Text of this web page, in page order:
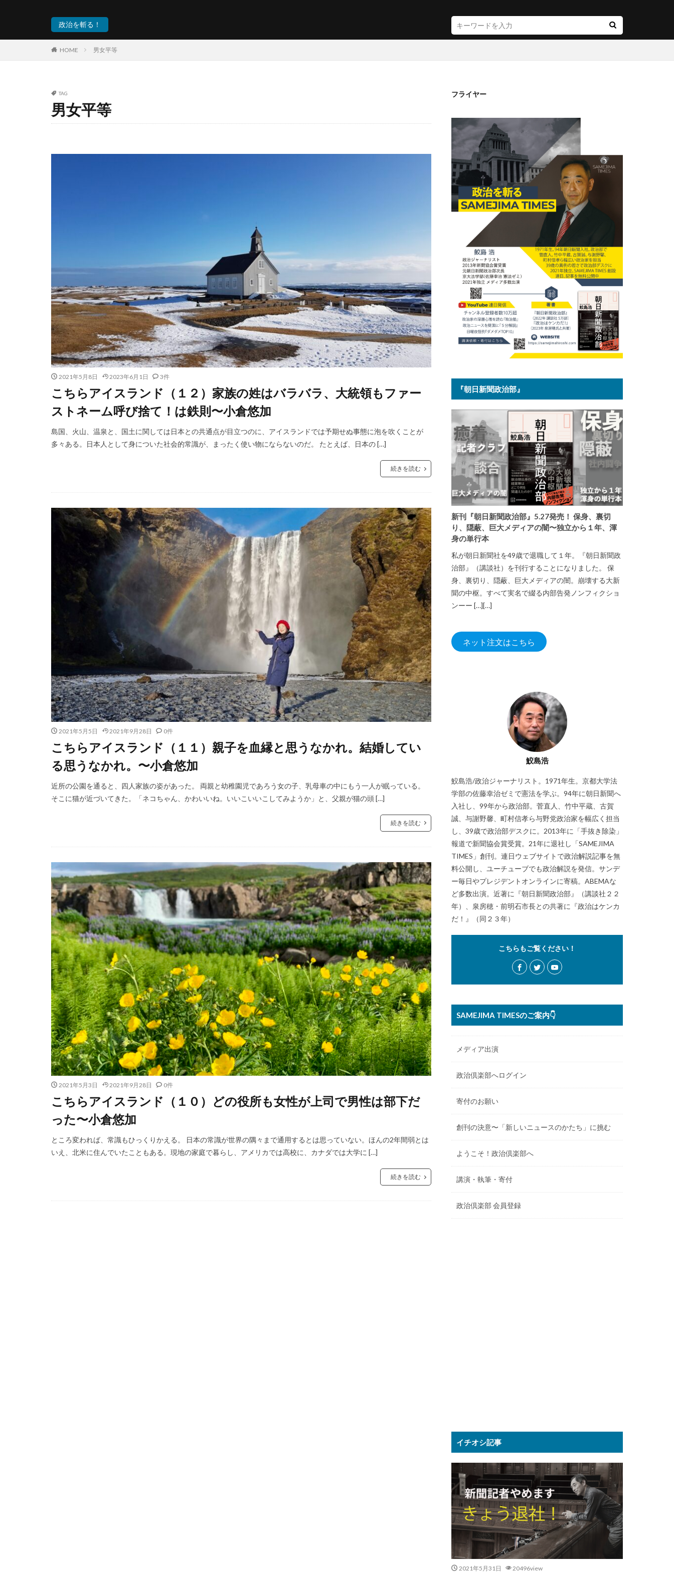
政治を斬る！
HOME 男女平等
TAG
男女平等
2021年5月8日 2023年6月1日 3件
こちらアイスランド（１２）家族の姓はバラバラ、大統領もファー
ストネーム呼び捨て！は鉄則〜小倉悠加
島国、火山、温泉と、国土に関しては日本との共通点が目立つのに、アイスランドでは予期せぬ事態に泡を吹くことが
多々ある。日本人として身についた社会的常識が、まったく使い物にならないのだ。 たとえば、日本の […]
続きを読む
2021年5月5日 2021年9月28日 0件
こちらアイスランド（１１）親子を血縁と思うなかれ。結婚してい
る思うなかれ。〜小倉悠加
近所の公園を通ると、四人家族の姿があった。 両親と幼稚園児であろう女の子、乳母車の中にもう一人が眠っている。
そこに猫が近づいてきた。「ネコちゃん、かわいいね。いいこいいこしてみようか」と、父親が猫の頭 […]
続きを読む
2021年5月3日 2021年9月28日 0件
こちらアイスランド（１０）どの役所も女性が上司で男性は部下だ
った〜小倉悠加
ところ変われば、常識もひっくりかえる。 日本の常識が世界の隅々まで通用するとは思っていない。ほんの2年間弱とは
いえ、北米に住んでいたこともある。現地の家庭で暮らし、アメリカでは高校に、カナダでは大学に […]
続きを読む
フライヤー
『朝日新聞政治部』
新刊『朝日新聞政治部』5.27発売！ 保身、裏切
り、隠蔽、巨大メディアの闇〜独立から１年、渾
身の単行本
私が朝日新聞社を49歳で退職して１年。『朝日新聞政
治部』（講談社）を刊行することになりました。 保
身、裏切り、隠蔽、巨大メディアの闇。崩壊する大新
聞の中枢。すべて実名で綴る内部告発ノンフィクショ
ンーー […][…]
ネット注文はこちら
鮫島浩
鮫島浩/政治ジャーナリスト。1971年生。京都大学法
学部の佐藤幸治ゼミで憲法を学ぶ。94年に朝日新聞へ
入社し、99年から政治部。菅直人、竹中平蔵、古賀
誠、与謝野馨、町村信孝ら与野党政治家を幅広く担当
し、39歳で政治部デスクに。2013年に「手抜き除染」
報道で新聞協会賞受賞。21年に退社し「SAMEJIMA
TIMES」創刊。連日ウェブサイトで政治解説記事を無
料公開し、ユーチューブでも政治解説を発信。サンデ
ー毎日やプレジデントオンラインに寄稿。ABEMAな
ど多数出演。近著に『朝日新聞政治部』（講談社２２
年）、泉房穂・前明石市長との共著に『政治はケンカ
だ！』（同２３年）
こちらもご覧ください！
SAMEJIMA TIMESのご案内👇
メディア出演
政治倶楽部へログイン
寄付のお願い
創刊の決意〜「新しいニュースのかたち」に挑む
ようこそ！政治倶楽部へ
講演・執筆・寄付
政治倶楽部 会員登録
イチオシ記事
2021年5月31日 20496view